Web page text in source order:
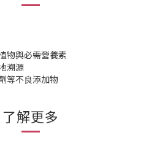
物與必需營養素
溯源
等不良添加物
了解更多